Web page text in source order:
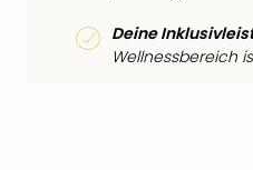
Deine
Wellnessbereich